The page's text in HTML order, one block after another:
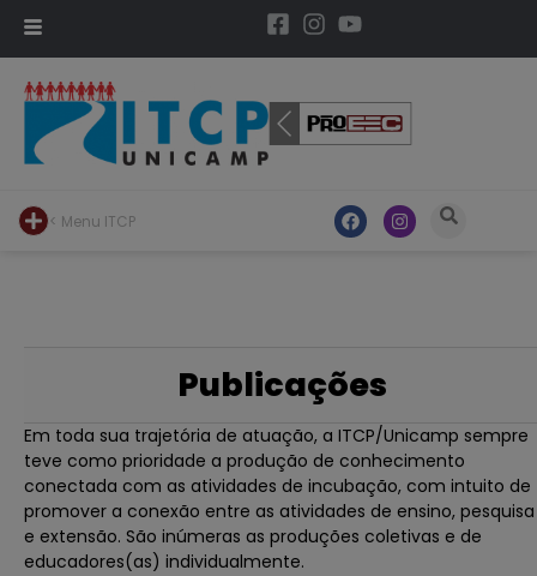
< Menu ITCP
Publicações
Em toda sua trajetória de atuação, a ITCP/Unicamp sempre
teve como prioridade a produção de conhecimento
conectada com as atividades de incubação, com intuito de
promover a conexão entre as atividades de ensino, pesquisa
e extensão. São inúmeras as produções coletivas e de
educadores(as) individualmente.